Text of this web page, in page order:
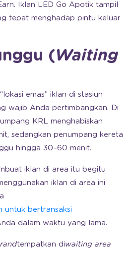
Iklan LED Go Apotik tampil
tepat menghadap pintu keluar
(Waiting
emas” iklan di stasiun
wajib Anda pertimbangkan. Di
KRL menghabiskan
sedangkan penumpang kereta
hingga 30–60 menit.
iklan di area itu begitu
iklan di area ini
untuk bertransaksi
dalam waktu yang lama.
tempatkan diwaiting area